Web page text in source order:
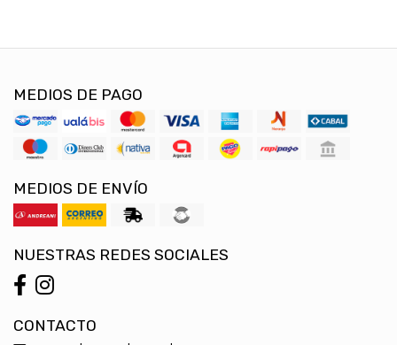
MEDIOS DE PAGO
MEDIOS DE ENVÍO
NUESTRAS REDES SOCIALES
CONTACTO